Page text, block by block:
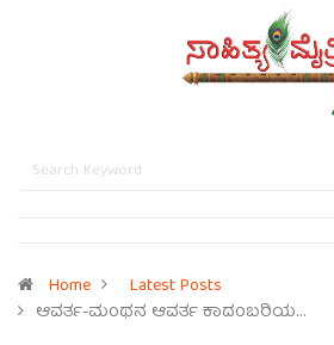
Home
Latest Posts
ಆವರ್ತ-ಮಂಥನ ಆವರ್ತ ಕಾದಂಬರಿಯ…